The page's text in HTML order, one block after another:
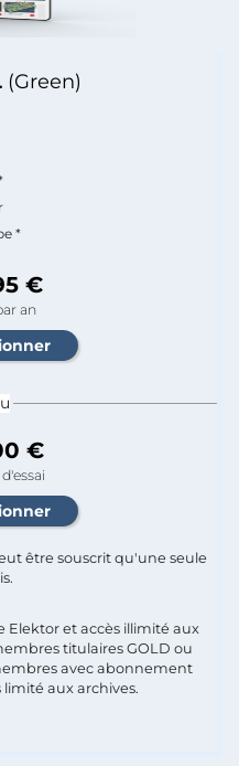
(Green)
*
€
an
€
être souscrit qu'une seule
Elektor et accès illimité aux
titulaires GOLD ou
avec abonnement
aux archives.